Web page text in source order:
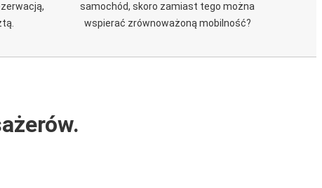
samochód, skoro zamiast tego można
wspierać zrównoważoną mobilność?